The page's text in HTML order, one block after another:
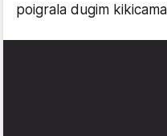
poigrala dugim